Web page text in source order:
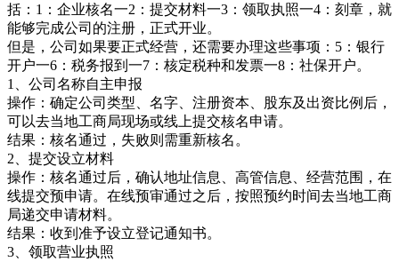
括：1：企业核名一2：提交材料一3：领取执照一4：刻章，就
能够完成公司的注册，正式开业。
但是，公司如果要正式经营，还需要办理这些事项：5：银行
开户一6：税务报到一7：核定税种和发票一8：社保开户。
1、公司名称自主申报
操作：确定公司类型、名字、注册资本、股东及出资比例后，
可以去当地工商局现场或线上提交核名申请。
结果：核名通过，失败则需重新核名。
2、提交设立材料
操作：核名通过后，确认地址信息、高管信息、经营范围，在
线提交预申请。在线预审通过之后，按照预约时间去当地工商
局递交申请材料。
结果：收到准予设立登记通知书。
3、领取营业执照